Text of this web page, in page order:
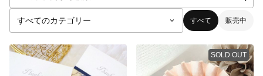
すべて 販売中
SOLD OUT